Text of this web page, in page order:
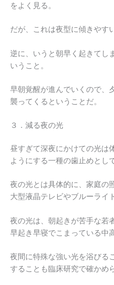
をよく見る。
だが、これは夜型に傾きやす
逆に、いうと朝早く起きてし
いうこと。
早朝覚醒が進んでいくので、
襲ってくるということだ。
３．減る夜の光
昼すぎて深夜にかけての光は
ようにする一種の歯止めとし
夜の光とは具体的に、家庭の
大型液晶テレビやブルーライ
夜の光は、朝起きが苦手な若
早起き早寝でこまっている中
夜間に特殊な強い光を浴びる
することも臨床研究で確かめ